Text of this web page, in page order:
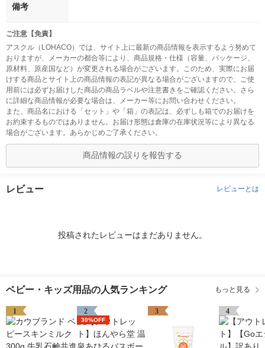
備考
ご注意【免責】
アスクル（LOHACO）では、サイト上に最新の商品情報を表示するよう努めて
おりますが、メーカーの都合等により、商品規格・仕様（容量、パッケージ、
原材料、原産国など）が変更される場合がございます。このため、実際にお届
けする商品とサイト上の商品情報の表記が異なる場合がございますので、ご使
用前には必ずお届けした商品の商品ラベルや注意書きをご確認ください。さら
に詳細な商品情報が必要な場合は、メーカー等にお問い合わせください。
また、商品名における「セット」や「箱」の表記は、必ずしも箱でのお届けを
お約束するものではありません。お届け形態は倉庫の在庫状況等により異なる
場合がございます。あらかじめご了承ください。
商品情報の誤りを報告する
レビュー レビューとは
投稿されたレビューはまだありません。
ベビー・キッズ用品の人気ランキング もっと見る
1 2
30%OFF
3 4